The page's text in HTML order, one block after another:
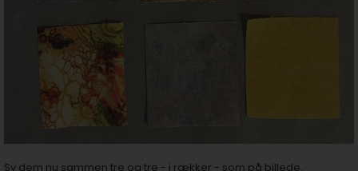
Sy dem nu sammen tre og tre - i rækker - som på billede.